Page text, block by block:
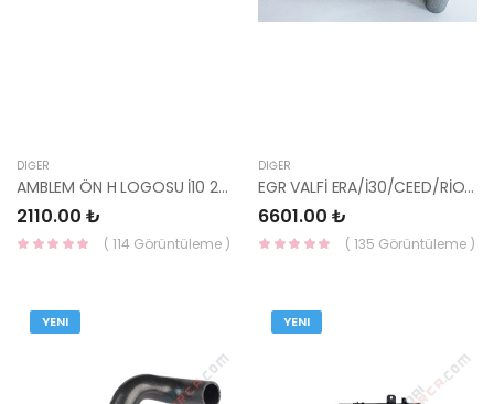
DIĞER
AMBLEM ÖN H LOGOSU İ10 2008 86341-0X000 HMC
2110.00 ₺
( 114 Görüntüleme )
DIĞER
EGR VALFİ ERA/İ30/CEED/RİO DİZEL 07-10 ( 2 FİŞLİ ) 28410-2A120 YS
6601.00 ₺
( 135 Görüntüleme )
YENI YENI